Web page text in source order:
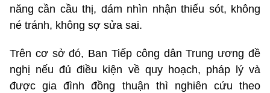
năng cần cầu thị, dám nhìn nhận thiếu sót, không
né tránh, không sợ sửa sai.
Trên cơ sở đó, Ban Tiếp công dân Trung ương đề
nghị nếu đủ điều kiện về quy hoạch, pháp lý và
được gia đình đồng thuận thì nghiên cứu theo